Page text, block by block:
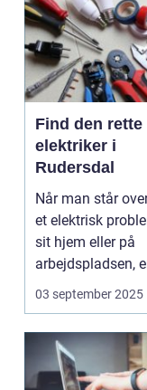
Find den rette
elektriker i
Rudersdal
Når man står
et elektrisk
sit hjem eller på
arbejdspladsen,
03 september 2025